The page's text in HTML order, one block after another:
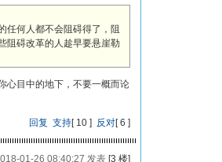
任何人都不会阻碍得了，阻
阻碍改革的人趁早要悬崖勒
心目中的地下，不要一概而论
回复 支持[10 ] 反对[6 ]
01-26 08:40:27 发表[3 楼]